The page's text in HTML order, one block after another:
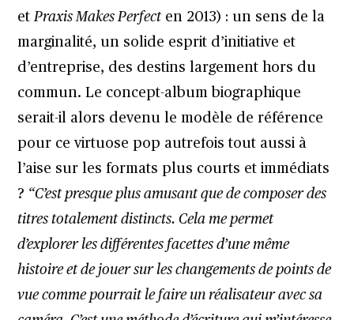
etPraxis Makes Perfecten 2013) : un sens de la
marginalité, un solide esprit d’initiative et
d’entreprise, des destins largement hors du
commun. Le concept-album biographique
serait-il alors devenu le modèle de référence
pour ce virtuose pop autrefois tout aussi à
l’aise sur les formats plus courts et immédiats
? “C’est presque plus amusant que de composer des
titres totalement distincts. Cela me permet
d’explorer les différentes facettes d’une même
histoire et de jouer sur les changements de points de
vue comme pourrait le faire un réalisateur avec sa